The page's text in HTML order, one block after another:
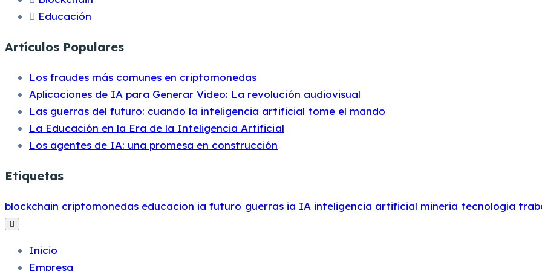
Educación
Artículos Populares
Los fraudes más comunes en criptomonedas
Aplicaciones de IA para Generar Video: La revolución audiovisual
Las guerras del futuro: cuando la inteligencia artificial tome el mando
La Educación en la Era de la Inteligencia Artificial
Los agentes de IA: una promesa en construcción
Etiquetas
blockchain criptomonedas educacion ia futuro guerras ia IA inteligencia artificial mineria tecnologia
Inicio
Empresa